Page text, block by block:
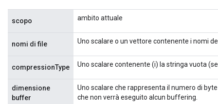
scopo ambito attuale
nomi di file Uno scalare o un vettore contenente i nomi
compressionType Uno scalare contenente (i) la stringa vuota
dimensione
buffer
Uno scalare che rappresenta il numero di
che non verrà eseguito alcun buffering.